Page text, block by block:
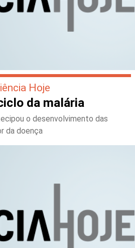
Hoje
da malária
o desenvolvimento das
da doença